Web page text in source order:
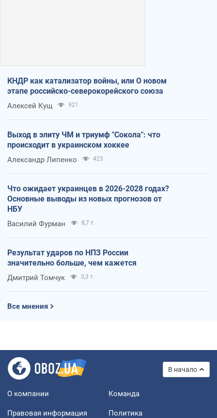
КНДР как катализатор войны, или О новом
этапе российско-северокорейского союза
Алексей Кущ 921
Выход в элиту ЧМ и триумф "Сокола": что
происходит в украинском хоккее
Александр Липенко 423
Что ожидает украинцев в 2026-2028 годах?
Основные выводы из новых прогнозов от
НБУ
Василий Фурман 8,7 т.
Результат ударов по НПЗ России
значительно больше, чем кажется
Дмитрий Томчук 3,3 т.
Все мнения
В начало
О компании Команда
Правовая информация
Политика